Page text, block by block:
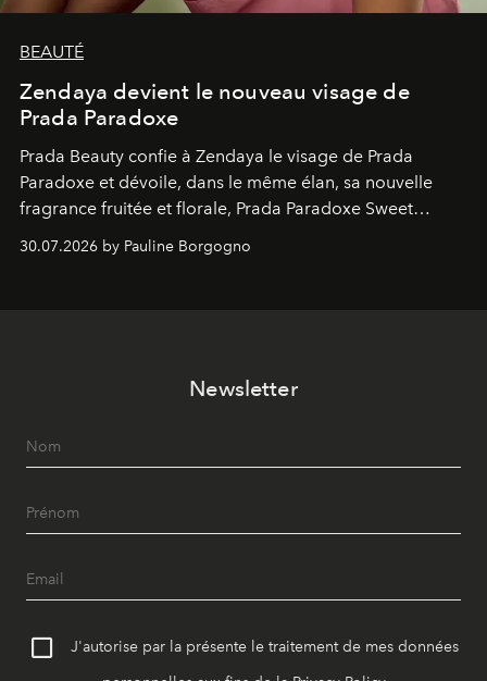
BEAUTÉ
Zendaya devient le nouveau visage de
Prada Paradoxe
Prada Beauty confie à Zendaya le visage de Prada
Paradoxe et dévoile, dans le même élan, sa nouvelle
fragrance fruitée et florale, Prada Paradoxe Sweet
30.07.2026 by Pauline Borgogno
Newsletter
J'autorise par la présente le traitement de mes données